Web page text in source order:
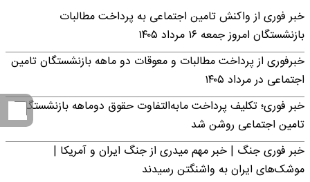
خبر فوری از واکنش تامین اجتماعی به پرداخت مطالبات
بازنشستگان امروز جمعه ۱۶ مرداد ۱۴۰۵
خبرفوری از پرداخت مطالبات و معوقات دو ماهه بازنشستگان تامین
اجتماعی در مرداد ۱۴۰۵
خبر فوری؛ تکلیف پرداخت مابه‌التفاوت حقوق دوماهه بازنشستگان
تامین اجتماعی روشن شد
خبر فوری جنگ | خبر مهم میدری از جنگ ایران و آمریکا |
موشک‌های ایران به واشنگتن رسیدند